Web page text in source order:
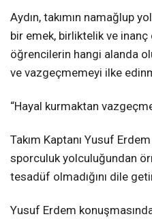
Aydın, takımın namağlup
bir emek, birliktelik ve
öğrencilerin hangi alanda
ve vazgeçmemeyi ilke
“Hayal kurmaktan
Takım Kaptanı Yusuf
sporculuk yolculuğundan
tesadüf olmadığını dile
Yusuf Erdem